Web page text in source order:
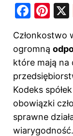
F
c
e
b
o
o
k
Pi
er
e
st
Członkostwo
ogromną
które mają na
Kodeks
obowiązki
sprawne